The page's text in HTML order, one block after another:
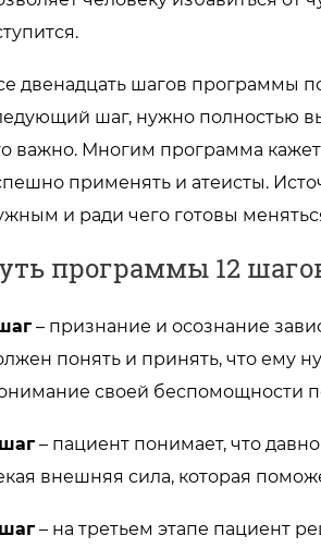
двенадцать шагов программы
шаг, нужно полностью
важно. Многим программа
применять и атеисты.
и ради чего готовы
программы 12
– признание и осознание
понять и принять, что ему
своей беспомощности
– пациент понимает, что
внешняя сила, которая
– на третьем этапе пациент